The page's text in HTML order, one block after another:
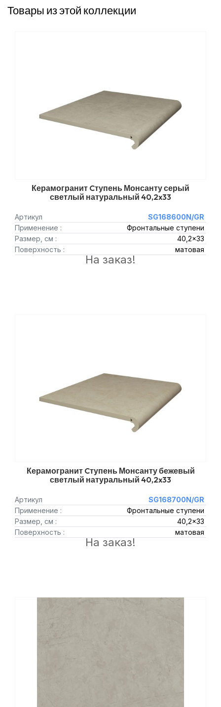
Товары из этой коллекции
Керамогранит Cтупень Монсанту серый
светлый натуральный 40,2x33
Артикул
SG168600N/GR
Применение :
Фронтальные ступени
Размер, см :
40,2x33
Поверхность :
матовая
На заказ!
Керамогранит Cтупень Монсанту бежевый
светлый натуральный 40,2x33
Артикул
SG168700N/GR
Применение :
Фронтальные ступени
Размер, см :
40,2x33
Поверхность :
матовая
На заказ!